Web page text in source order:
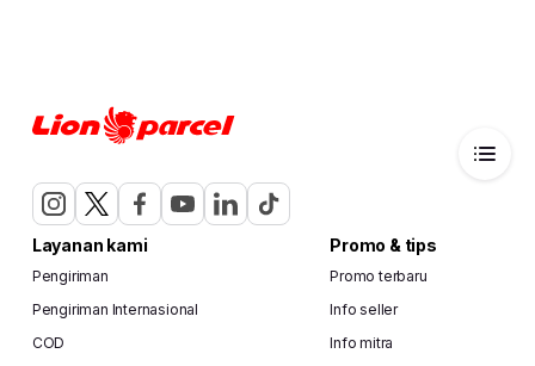
Layanan kami
Pengiriman
Pengiriman Internasional
COD
Promo & tips
Promo terbaru
Info seller
Info mitra